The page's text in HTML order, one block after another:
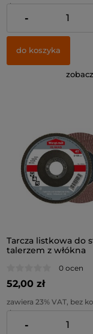
dostawy
Cena netto:
-
do koszyka
Tarcza listkowa do
talerzem z włókna
0 ocen
52,00 zł
zawiera 23% VAT, bez
dostawy
Cena netto:
-